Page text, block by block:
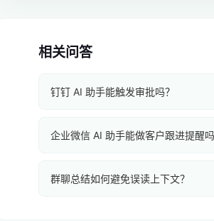
相关问答
钉钉 AI 助手能触发审批吗？
企业微信 AI 助手能做客户跟进提醒吗
群聊总结如何避免误读上下文？